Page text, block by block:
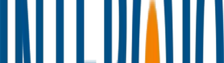
인터로조
경영정보 공고사항 뉴스&이벤트